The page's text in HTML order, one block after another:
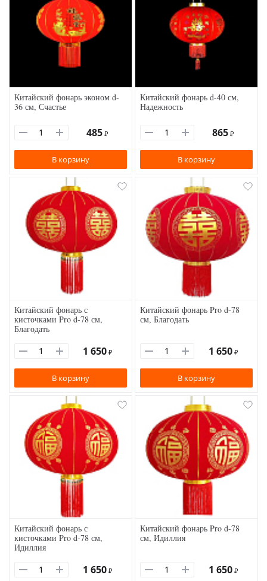
Китайский фонарь эконом d-
36 см, Счастье
485 ₽
В корзину
Китайский фонарь d-40 см,
Надежность
865 ₽
В корзину
Китайский фонарь с
кисточками Pro d-78 см,
Благодать
1 650 ₽
В корзину
Китайский фонарь Pro d-78
см, Благодать
1 650 ₽
В корзину
Китайский фонарь с
кисточками Pro d-78 см,
Идиллия
1 650 ₽
Китайский фонарь Pro d-78
см, Идиллия
1 650 ₽